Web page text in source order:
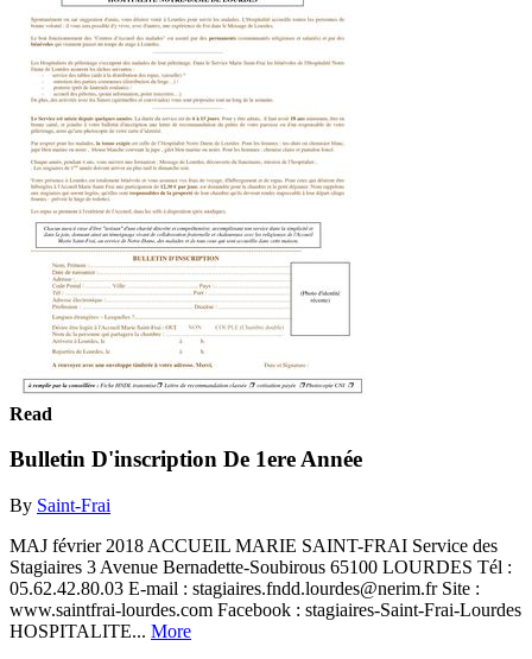
Read
Bulletin D'inscription De 1ere Année
By Saint-Frai
MAJ février 2018 ACCUEIL MARIE SAINT-FRAI Service des
Stagiaires 3 Avenue Bernadette-Soubirous 65100 LOURDES Tél :
05.62.42.80.03 E-mail : stagiaires.fndd.lourdes@nerim.fr Site :
www.saintfrai-lourdes.com Facebook : stagiaires-Saint-Frai-Lourdes
HOSPITALITE... More